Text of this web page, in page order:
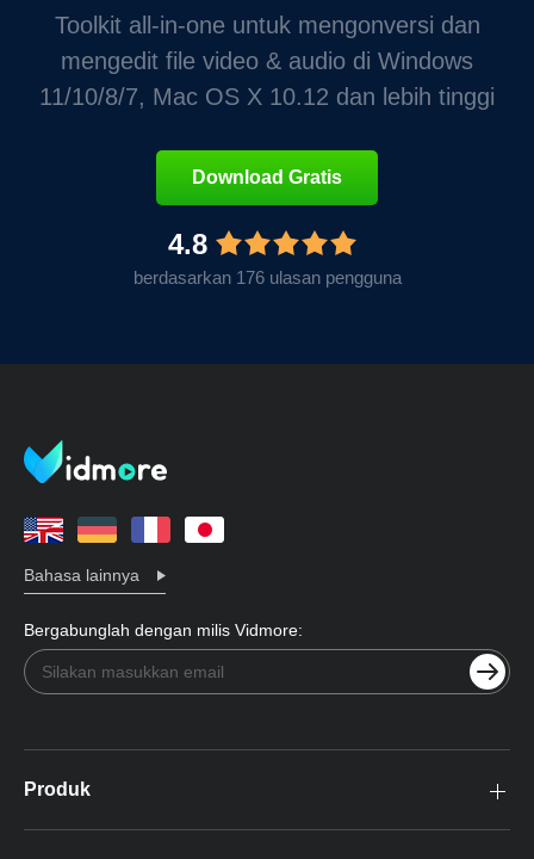
Toolkit all-in-one untuk mengonversi dan
mengedit file video & audio di Windows
11/10/8/7, Mac OS X 10.12 dan lebih tinggi
Download Gratis
4.8
berdasarkan 176 ulasan pengguna
Bahasa lainnya
Bergabunglah dengan milis Vidmore:
Produk